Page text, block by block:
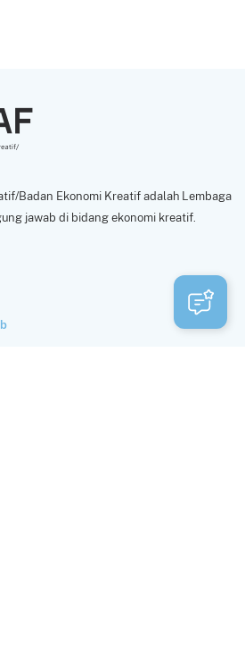
Badan Ekonomi Kreatif adalah Lembaga
jawab di bidang ekonomi kreatif.